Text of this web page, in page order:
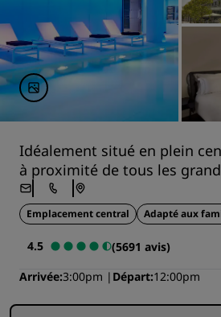
Idéalement situé en plein
à proximité de tous les
Emplacement central Adapté aux
4.5
(5691 avis)
Arrivée 3:00pm Départ 12:00pm